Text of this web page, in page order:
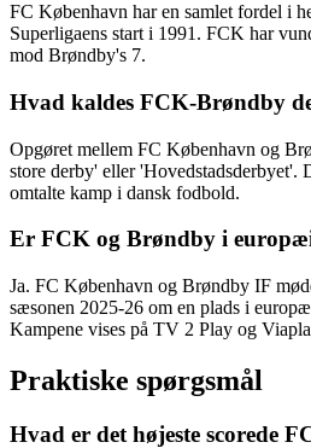
FC København har en samlet fordel i
Superligaens start i 1991. FCK har
mod Brøndby's 7.
Hvad kaldes FCK-Brøndby
Opgøret mellem FC København og
store derby' eller 'Hovedstadsderbyet'.
omtalte kamp i dansk fodbold.
Er FCK og Brøndby i
Ja. FC København og Brøndby IF
sæsonen 2025-26 om en plads i
Kampene vises på TV 2 Play og
Praktiske spørgsmål
Hvad er det højeste scorede